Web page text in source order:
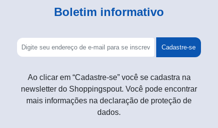
Boletim informativo
Cadastre-se
Ao clicar em “Cadastre-se” você se cadastra na
newsletter do Shoppingspout. Você pode encontrar
mais informações na declaração de proteção de
dados.